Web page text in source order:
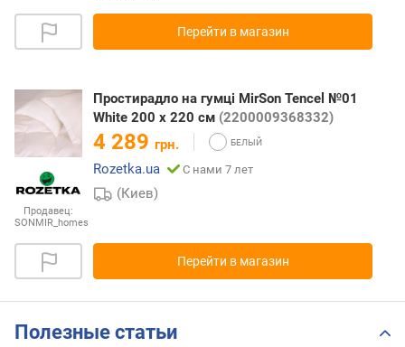
Перейти в магазин
Продавец:
SONMIR_homes
Простирадло на гумці MirSon Tencel №01
White 200 х 220 см (2200009368332)
4 289 грн.
Rozetka.ua
С нами 7 лет
(Киев)
Перейти в магазин
Полезные статьи